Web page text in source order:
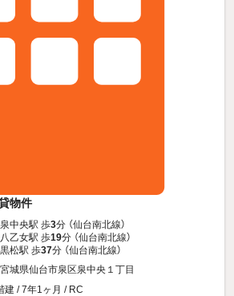
物件
泉中央駅 歩3分 （仙台南北線）
八乙女駅 歩19分 （仙台南北線）
黒松駅 歩37分 （仙台南北線）
宮城県仙台市泉区泉中央１丁目
建 / 7年1ヶ月 / RC